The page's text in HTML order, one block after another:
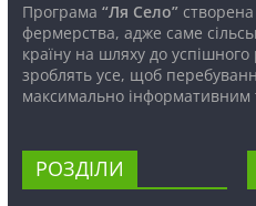
Програма “Ля Село”створена
фермерства, адже саме
країну на шляху до
зроблять усе, щоб
максимально інформативним
РОЗДІЛИ